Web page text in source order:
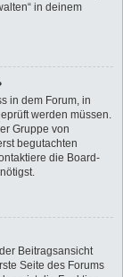
in deinem
in dem Forum, in
werden müssen.
Gruppe von
begutachten
die Board-
Beitragsansicht
Seite des Forums